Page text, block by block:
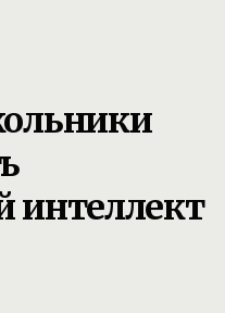
интеллект